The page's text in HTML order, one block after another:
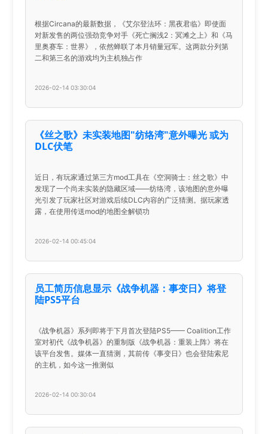
根据Circana的最新数据，《艾尔登法环：黑夜君临》即使面
对新发售的两位强劲竞争对手《死亡搁浅2：冥滩之上》和《马
里奥赛车：世界》，依然蝉联了本月销量冠军。这两款分列第
二和第三名的游戏均为主机独占作
2026-02-14 03:30:04
《丝之歌》未实装地图"纺络湾"意外曝光 或为
DLC伏笔
近日，有玩家通过第三方mod工具在《空洞骑士：丝之歌》中
发现了一个尚未实装的隐藏区域——纺络湾，该地图的意外曝
光引发了玩家社区对游戏后续DLC内容的广泛猜测。据玩家透
露，在使用传送mod的地图全解锁功
2026-02-14 00:45:04
员工简历信息显示《战争机器：事变日》将登
陆PS5平台
《战争机器》系列即将于下月首次登陆PS5—— Coalition工作
室对初代《战争机器》的重制版《战争机器：重装上阵》将在
该平台发售。媒体一直猜测，其前传《事变日》也会登陆索尼
的主机，如今这一推测似
2026-02-14 00:30:04